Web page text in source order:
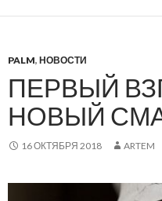
PALM, НОВОСТИ
ПЕРВЫЙ
НОВЫЙ
16 ОКТЯБРЯ 2018 ARTEM